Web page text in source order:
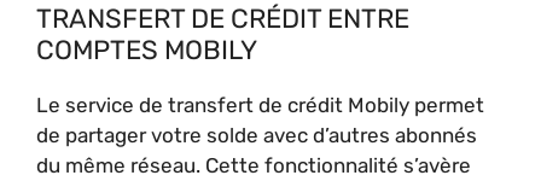
TRANSFERT DE CRÉDIT ENTRE
COMPTES MOBILY
Le service de transfert de crédit Mobily permet
de partager votre solde avec d’autres abonnés
du même réseau. Cette fonctionnalité s’avère